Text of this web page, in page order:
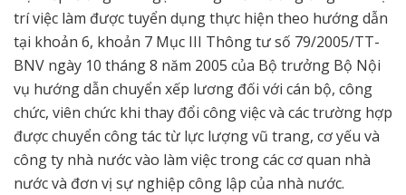
trí việc làm được tuyển dụng thực hiện theo hướng dẫn
tại khoản 6, khoản 7 Mục III Thông tư số 79/2005/TT-
BNV ngày 10 tháng 8 năm 2005 của Bộ trưởng Bộ Nội
vụ hướng dẫn chuyển xếp lương đối với cán bộ, công
chức, viên chức khi thay đổi công việc và các trường hợp
được chuyển công tác từ lực lượng vũ trang, cơ yếu và
công ty nhà nước vào làm việc trong các cơ quan nhà
nước và đơn vị sự nghiệp công lập của nhà nước.